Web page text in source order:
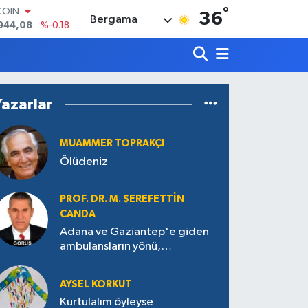
%0.18
%0.03
%-14
%-0.18
Bergama 36°
MUAMMER TOPRAKÇI
Ölüdeniz
PROF. DR. M. ŞEREFETTIN
CANDA
Adana ve Gaziantep'e giden
ambulansların yönü,
AYSEL KORKUT
Kurtulalım öyleyse